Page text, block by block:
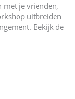
met je vrienden,
uitbreiden
Bekijk de